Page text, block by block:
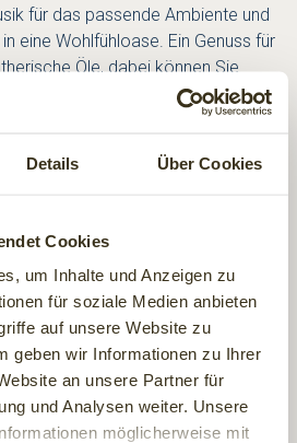
Details Über Cookies
Cookies
um Inhalte und Anzeigen zu
für soziale Medien anbieten
auf unsere Website zu
geben wir Informationen zu Ihrer
an unsere Partner für
und Analysen weiter. Unsere
möglicherweise mit
für das passende Ambiente und
eine Wohlfühloase. Ein Genuss für
Öle, dabei können Sie
für vitalisierende Düfte wie Ingwer
beruhigende Düfte wie Lavendel
sich in vorgewärmte große
Pflege, die idealerweise
aufgetragen wird, da diese die
aufnehmen kann. Wie wäre es mit
Körper-Öl? Die Vanilleschote
Duft und eine wärmende und
Körperlotion mit Rosenextrakten
Rosenöl soll vor allem die